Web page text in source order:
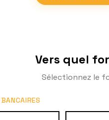
Vers quel
Sélectionnez le